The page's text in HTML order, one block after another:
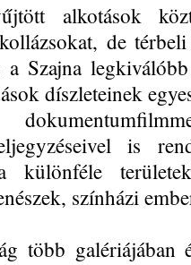
alkotások
de
a Szajna
díszleteinek
is
különféle
színházi
több